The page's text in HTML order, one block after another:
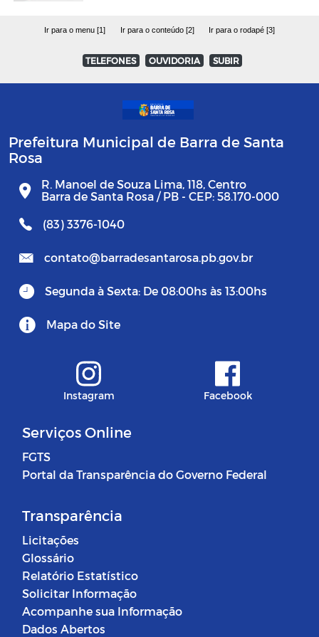
Ir para o menu [1] Ir para o conteúdo [2] Ir para o rodapé [3]
TELEFONES OUVIDORIA SUBIR
Prefeitura Municipal de Barra de Santa
Rosa
R. Manoel de Souza Lima, 118, Centro
Barra de Santa Rosa / PB - CEP: 58.170-000
(83) 3376-1040
contato@barradesantarosa.pb.gov.br
Segunda à Sexta: De 08:00hs às 13:00hs
Mapa do Site
Instagram Facebook
Serviços Online
FGTS
Portal da Transparência do Governo Federal
Transparência
Licitações
Glossário
Relatório Estatístico
Solicitar Informação
Acompanhe sua Informação
Dados Abertos